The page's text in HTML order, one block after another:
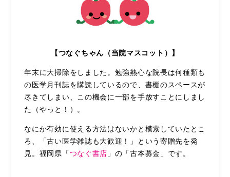
【つなぐちゃん（当院マスコット）】
年末に大掃除をしました。勉強熱心な院長は何種類も
の医学月刊誌を購読しているので、書棚のスペースが
尽きてしまい、この機会に一部を手放すことにしまし
た（やっと！）。
なにか有効に使える方法はないかと模索していたとこ
ろ、「古い医学雑誌も大歓迎！」という寄贈先を発
見。福岡県「つなぐ書店 」の「古本募金」です。